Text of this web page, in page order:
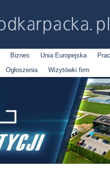
Biznes Unia Europejska
Ogłoszenia Wizytówki firm